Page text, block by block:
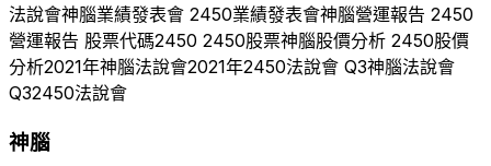
法說會神腦業績發表會 2450業績發表會神腦營運報告 2450
營運報告 股票代碼2450 2450股票神腦股價分析 2450股價
分析2021年神腦法說會2021年2450法說會 Q3神腦法說會
Q32450法說會
神腦